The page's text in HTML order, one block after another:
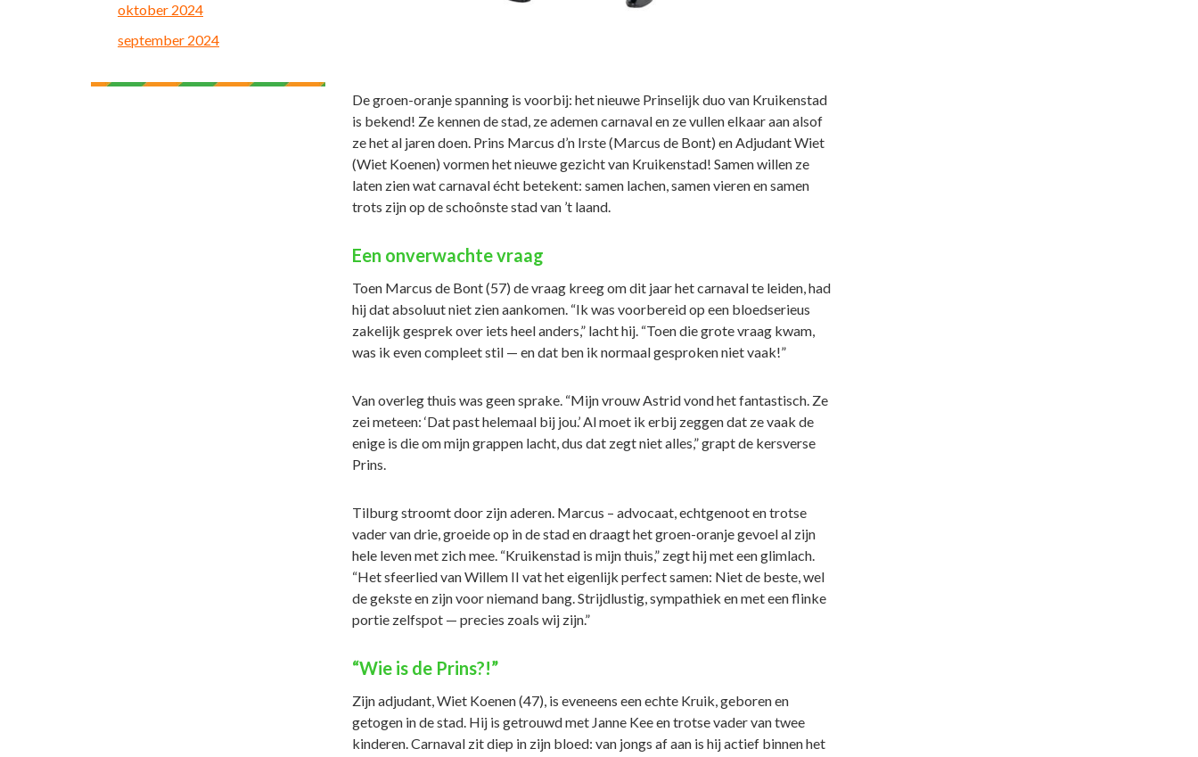
oktober 2024
september 2024
De groen-oranje spanning is voorbij: het nieuwe Prinselijk duo van Kruikenstad
is bekend! Ze kennen de stad, ze ademen carnaval en ze vullen elkaar aan alsof
ze het al jaren doen. Prins Marcus d’n Irste (Marcus de Bont) en Adjudant Wiet
(Wiet Koenen) vormen het nieuwe gezicht van Kruikenstad! Samen willen ze
laten zien wat carnaval écht betekent: samen lachen, samen vieren en samen
trots zijn op de schoônste stad van ’t laand.
Een onverwachte vraag
Toen Marcus de Bont (57) de vraag kreeg om dit jaar het carnaval te leiden, had
hij dat absoluut niet zien aankomen. “Ik was voorbereid op een bloedserieus
zakelijk gesprek over iets heel anders,” lacht hij. “Toen die grote vraag kwam,
was ik even compleet stil — en dat ben ik normaal gesproken niet vaak!”
Van overleg thuis was geen sprake. “Mijn vrouw Astrid vond het fantastisch. Ze
zei meteen: ‘Dat past helemaal bij jou.’ Al moet ik erbij zeggen dat ze vaak de
enige is die om mijn grappen lacht, dus dat zegt niet alles,” grapt de kersverse
Prins.
Tilburg stroomt door zijn aderen. Marcus – advocaat, echtgenoot en trotse
vader van drie, groeide op in de stad en draagt het groen-oranje gevoel al zijn
hele leven met zich mee. “Kruikenstad is mijn thuis,” zegt hij met een glimlach.
“Het sfeerlied van Willem II vat het eigenlijk perfect samen: Niet de beste, wel
de gekste en zijn voor niemand bang. Strijdlustig, sympathiek en met een flinke
portie zelfspot — precies zoals wij zijn.”
“Wie is de Prins?!”
Zijn adjudant, Wiet Koenen (47), is eveneens een echte Kruik, geboren en
getogen in de stad. Hij is getrouwd met Janne Kee en trotse vader van twee
kinderen. Carnaval zit diep in zijn bloed: van jongs af aan is hij actief binnen het